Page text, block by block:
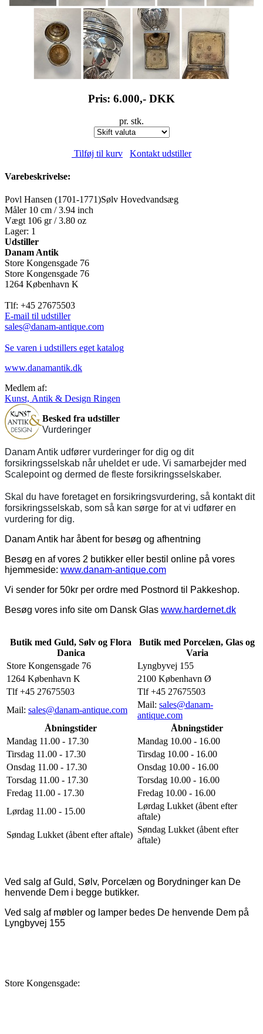
Pris: 6.000,- DKK
pr. stk.
Tilføj til kurv Kontakt udstiller
Varebeskrivelse:
Povl Hansen (1701-1771)Sølv Hovedvandsæg
Måler 10 cm / 3.94 inch
Vægt 106 gr / 3.80 oz
Lager: 1
Udstiller
Danam Antik
Store Kongensgade 76
Store Kongensgade 76
1264 København K
Tlf: +45 27675503
E-mail til udstiller
sales@danam-antique.com
Se varen i udstillers eget katalog
www.danamantik.dk
Medlem af:
Kunst, Antik & Design Ringen
Besked fra udstiller
Vurderinger
Danam Antik udfører vurderinger for dig og dit
forsikringsselskab når uheldet er ude. Vi samarbejder med
Scalepoint og dermed de fleste forsikringsselskaber.
Skal du have foretaget en forsikringsvurdering, så kontakt dit
forsikringsselskab, som så kan sørge for at vi udfører en
vurdering for dig.
Danam Antik har åbent for besøg og afhentning
Besøg en af vores 2 butikker eller bestil online på vores
hjemmeside: www.danam-antique.com
Vi sender for 50kr per ordre med Postnord til Pakkeshop.
Besøg vores info site om Dansk Glas www.hardernet.dk
Butik med Guld, Sølv og Flora
Danica
Butik med Porcelæn, Glas og
Varia
Store Kongensgade 76
Lyngbyvej 155
1264 København K
2100 København Ø
Tlf +45 27675503
Tlf +45 27675503
Mail: sales@danam-antique.com
Mail: sales@danam-
antique.com
Åbningstider
Åbningstider
Mandag 11.00 - 17.30
Mandag 10.00 - 16.00
Tirsdag 11.00 - 17.30
Tirsdag 10.00 - 16.00
Onsdag 11.00 - 17.30
Onsdag 10.00 - 16.00
Torsdag 11.00 - 17.30
Torsdag 10.00 - 16.00
Fredag 11.00 - 17.30
Fredag 10.00 - 16.00
Lørdag 11.00 - 15.00
Lørdag Lukket (åbent efter
aftale)
Søndag Lukket (åbent efter aftale)
Søndag Lukket (åbent efter
aftale)
Ved salg af Guld, Sølv, Porcelæn og Borydninger kan De
henvende Dem i begge butikker.
Ved salg af møbler og lamper bedes De henvende Dem på
Lyngbyvej 155
Store Kongensgade: